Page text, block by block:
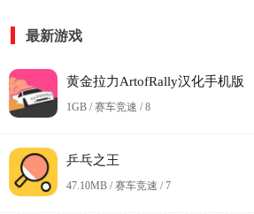
最新游戏
黄金拉力ArtofRally汉化手机版
1GB / 赛车竞速 /8
乒乓之王
47.10MB / 赛车竞速 /7